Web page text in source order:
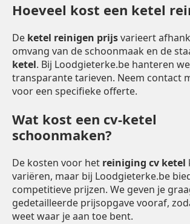
Hoeveel kost een ketel
De ketel reinigen prijsvarieert
omvang van de schoonmaak en de
ketel. Bij Loodgieterke.be hanteren
transparante tarieven. Neem contact
voor een specifieke offerte.
Wat kost een cv-ketel
schoonmaken?
De kosten voor het reiniging cv ketel
variëren, maar bij Loodgieterke.be
competitieve prijzen. We geven je
gedetailleerde prijsopgave vooraf,
weet waar je aan toe bent.